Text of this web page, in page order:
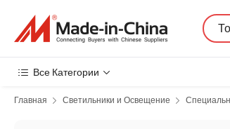
Все Категории
Главная Светильники и Освещение